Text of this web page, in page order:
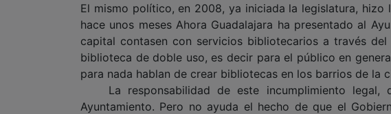
El mismo político, en 2008, ya iniciada la legislatura,
hace unos meses Ahora Guadalajara ha presentado al
capital contasen con servicios bibliotecarios a través
biblioteca de doble uso, es decir para el público en
para nada hablan de crear bibliotecas en los barrios de la
La responsabilidad de este incumplimiento legal,
Ayuntamiento. Pero no ayuda el hecho de que el